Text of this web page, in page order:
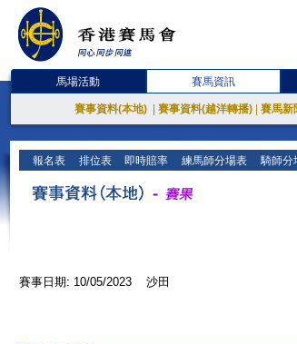
馬場活動 賽馬資訊
賽事資料(本地) 賽事資料(越洋轉播) 賽馬新
報名表 排位表 即時賠率 練馬師分場表 騎師分
賽事日期: 10/05/2023 沙田